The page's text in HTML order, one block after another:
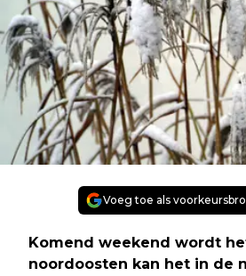
Voeg toe als
Komend weekend wordt
noordoosten kan het in de